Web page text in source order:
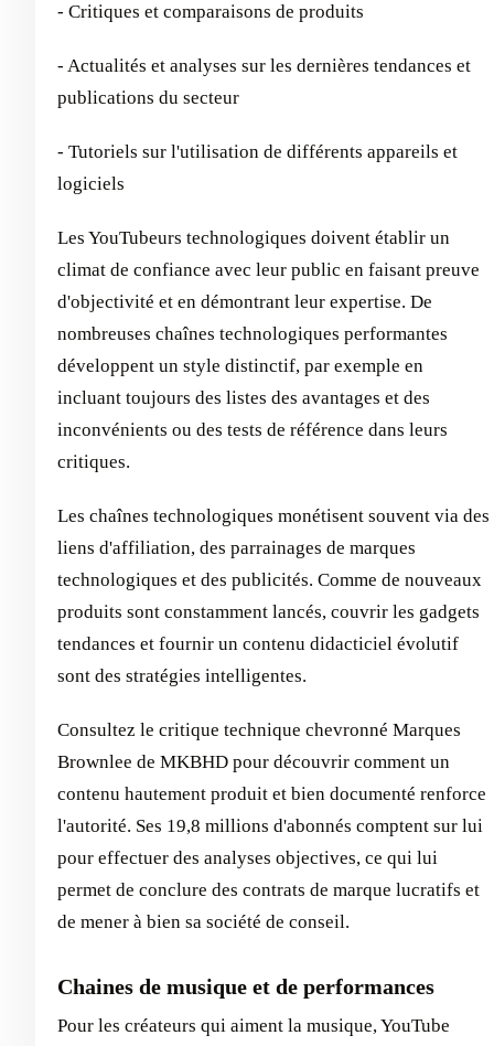
- Critiques et comparaisons de produits
- Actualités et analyses sur les dernières tendances et
publications du secteur
- Tutoriels sur l'utilisation de différents appareils et
logiciels
Les YouTubeurs technologiques doivent établir un
climat de confiance avec leur public en faisant preuve
d'objectivité et en démontrant leur expertise. De
nombreuses chaînes technologiques performantes
développent un style distinctif, par exemple en
incluant toujours des listes des avantages et des
inconvénients ou des tests de référence dans leurs
critiques.
Les chaînes technologiques monétisent souvent via des
liens d'affiliation, des parrainages de marques
technologiques et des publicités. Comme de nouveaux
produits sont constamment lancés, couvrir les gadgets
tendances et fournir un contenu didacticiel évolutif
sont des stratégies intelligentes.
Consultez le critique technique chevronné Marques
Brownlee de MKBHD pour découvrir comment un
contenu hautement produit et bien documenté renforce
l'autorité. Ses 19,8 millions d'abonnés comptent sur lui
pour effectuer des analyses objectives, ce qui lui
permet de conclure des contrats de marque lucratifs et
de mener à bien sa société de conseil.
Chaines de musique et de performances
Pour les créateurs qui aiment la musique, YouTube